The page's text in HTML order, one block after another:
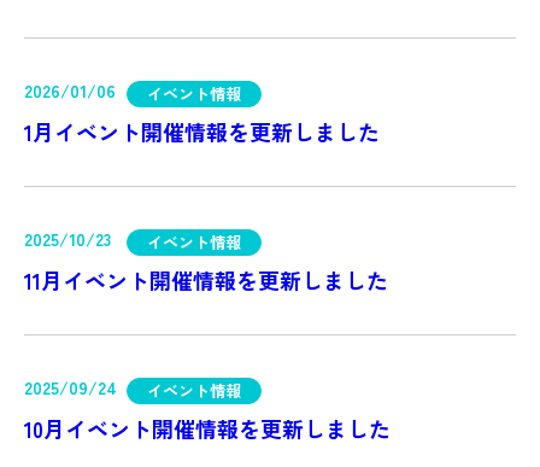
2026/01/06 イベント情報
1月イベント開催情報を更新しました
2025/10/23 イベント情報
11月イベント開催情報を更新しました
2025/09/24 イベント情報
10月イベント開催情報を更新しました